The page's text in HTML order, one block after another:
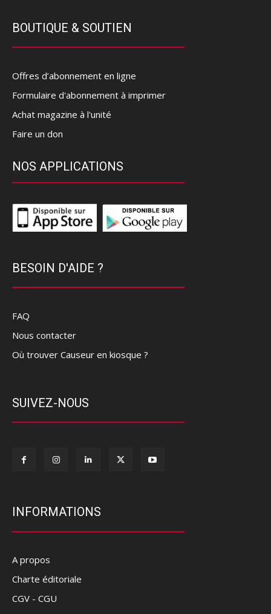
BOUTIQUE & SOUTIEN
Offres d’abonnement en ligne
Formulaire d'abonnement à imprimer
Achat magazine à l'unité
Faire un don
NOS APPLICATIONS
BESOIN D'AIDE ?
FAQ
Nous contacter
Où trouver Causeur en kiosque ?
SUIVEZ-NOUS
INFORMATIONS
A propos
Charte éditoriale
CGV - CGU